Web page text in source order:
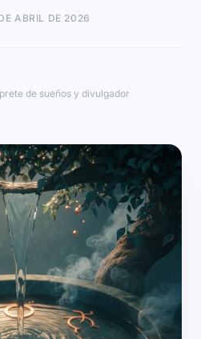
ABRIL DE 2026
de sueños y divulgador